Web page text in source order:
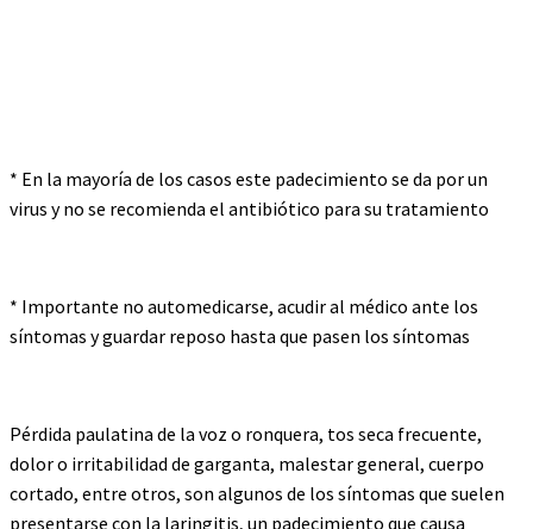
* En la mayoría de los casos este padecimiento se da por un
virus y no se recomienda el antibiótico para su tratamiento
* Importante no automedicarse, acudir al médico ante los
síntomas y guardar reposo hasta que pasen los síntomas
Pérdida paulatina de la voz o ronquera, tos seca frecuente,
dolor o irritabilidad de garganta, malestar general, cuerpo
cortado, entre otros, son algunos de los síntomas que suelen
presentarse con la laringitis, un padecimiento que causa